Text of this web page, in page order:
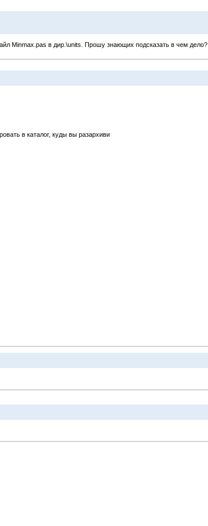
Minmax.pas в дир.\units. Прошу знающих подсказать в чем дело?.
в каталог, куды вы разархиви